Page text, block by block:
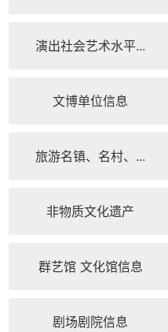
演出社会艺术水平...
文博单位信息
旅游名镇、名村、...
非物质文化遗产
群艺馆 文化馆信息
剧场剧院信息